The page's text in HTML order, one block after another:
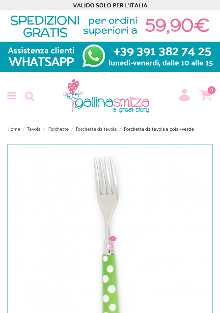
0
Home Tavola Forchette Forchette da tavola Forchetta da tavola a pois - verde